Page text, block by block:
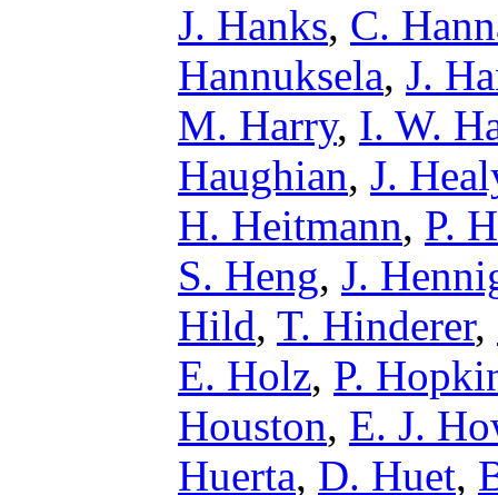
J. Hanks, C.
Hannuksela, J.
M. Harry, I. W.
Haughian, J.
H. Heitmann, P.
S. Heng, J.
Hild, T. Hinderer,
E. Holz, P.
Houston, E. J.
Huerta, D. Huet,